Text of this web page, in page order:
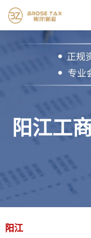
阳江工
阳江